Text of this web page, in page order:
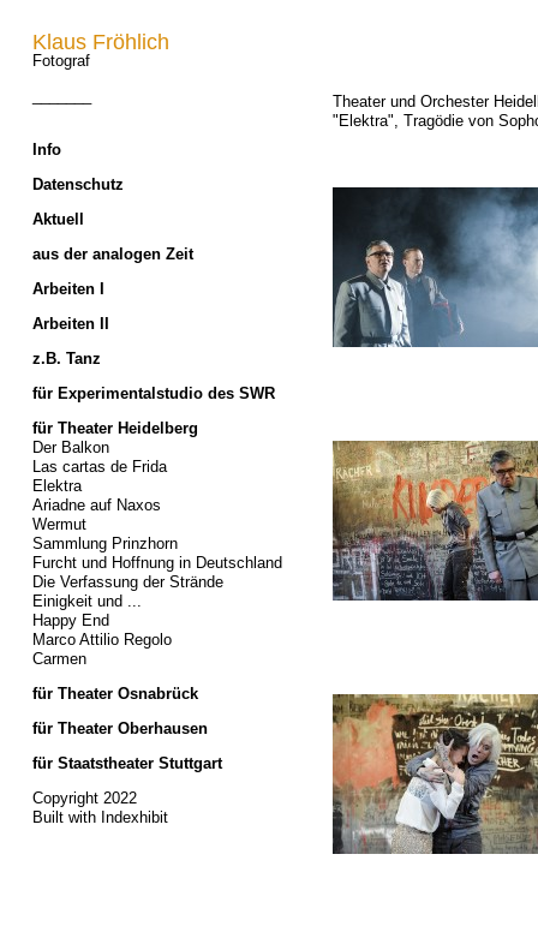
Klaus Fröhlich
Fotograf
Info
Datenschutz
Aktuell
aus der analogen Zeit
Arbeiten I
Arbeiten II
z.B. Tanz
für Experimentalstudio des SWR
für Theater Heidelberg
Der Balkon
Las cartas de Frida
Elektra
Ariadne auf Naxos
Wermut
Sammlung Prinzhorn
Furcht und Hoffnung in Deutschland
Die Verfassung der Strände
Einigkeit und ...
Happy End
Marco Attilio Regolo
Carmen
für Theater Osnabrück
für Theater Oberhausen
für Staatstheater Stuttgart
Copyright 2022
Built with Indexhibit
Theater und Orchester
"Elektra", Tragödie von